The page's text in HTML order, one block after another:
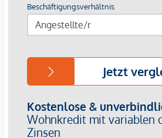
frei kombinierbar
Raumhöhe von 2,72 m auf der
Dachgeschoßebene
Luxuriöses Materialkonzept
Fernwärme
Direkt am Donaukanal | Nähe
Nur wenige Minuten in die